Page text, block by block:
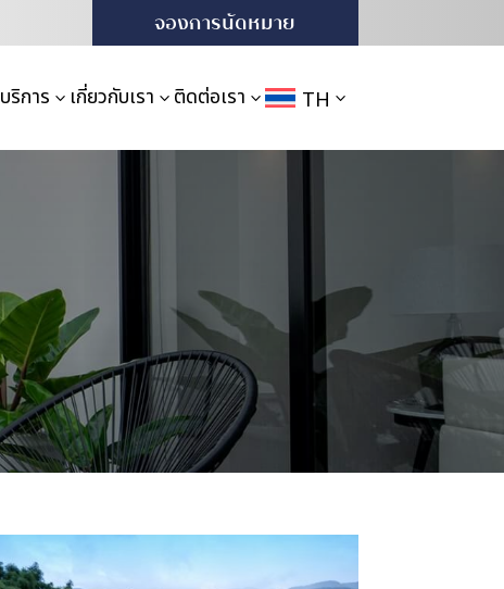
จองการนัดหมาย
บริการ 3 เกี่ยวกับเรา 3 ติดต่อเรา 3 TH 3